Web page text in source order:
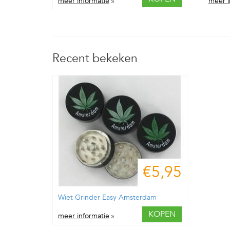
Recent bekeken
€5,95
Wiet Grinder Easy Amsterdam
meer informatie » KOPEN